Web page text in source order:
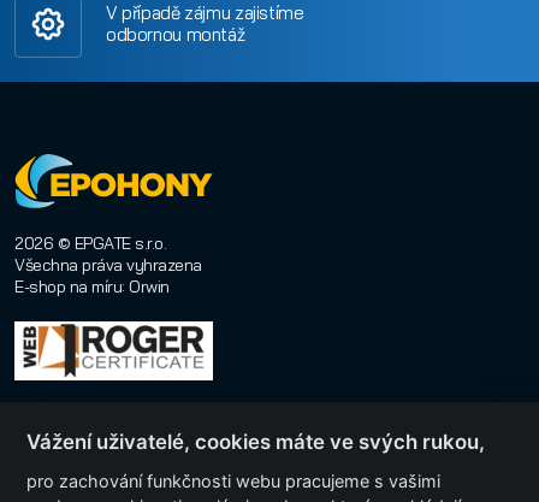
V případě zájmu zajistíme
odbornou montáž
2026 © EPGATE s.r.o.
Všechna práva vyhrazena
E-shop na míru: Orwin
Vážení uživatelé, cookies máte ve svých rukou,
pro zachování funkčnosti webu pracujeme s vašimi